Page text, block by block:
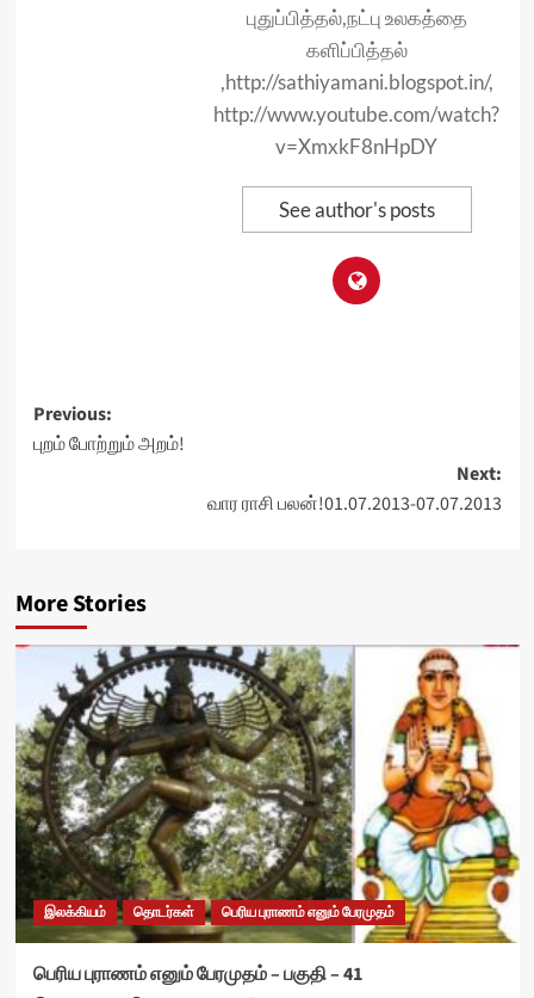
புதுப்பித்தல்,நட்பு உலகத்தை
களிப்பித்தல்
,http://sathiyamani.blogspot.in/,
http://www.youtube.com/watch?
v=XmxkF8nHpDY
See author's posts
Post
navigation
Previous:
புறம் போற்றும் அறம்!
Next:
வார ராசி பலன்!01.07.2013-07.07.2013
More Stories
இலக்கியம் தொடர்கள் பெரிய புராணம் எனும் பேரமுதம்
பெரிய புராணம் எனும் பேரமுதம் – பகுதி – 41